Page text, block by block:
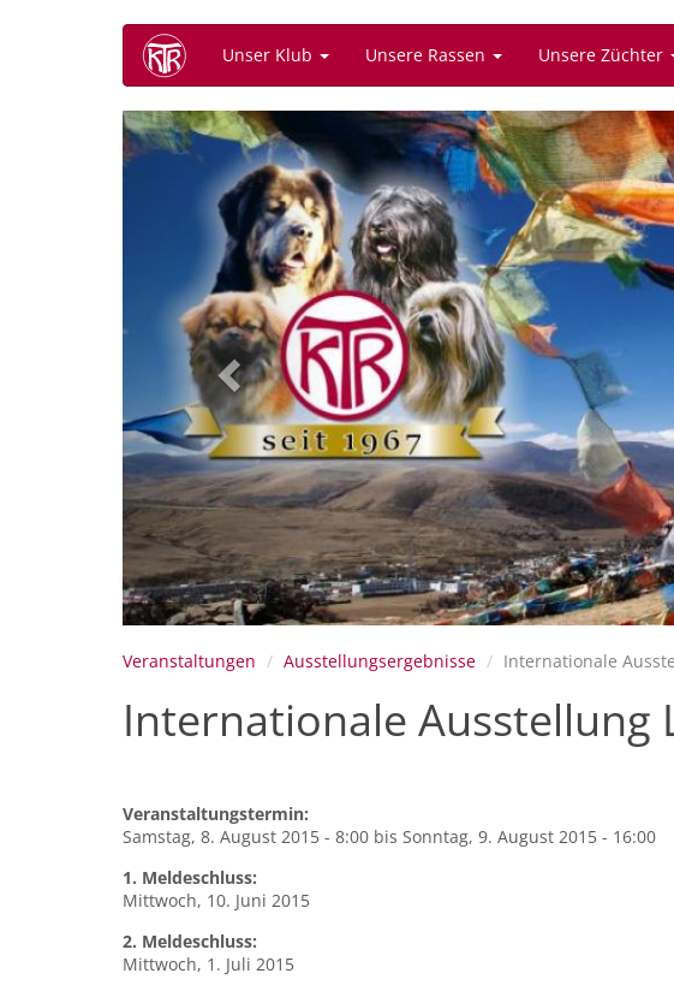
Unser Klub Unsere Rassen Unsere Züchter
Previous
Veranstaltungen Ausstellungsergebnisse Internationale
Internationale Ausstellung
Veranstaltungstermin:
Samstag, 8. August 2015 - 8:00 bis Sonntag, 9. August 2015 - 16:00
1. Meldeschluss:
Mittwoch, 10. Juni 2015
2. Meldeschluss:
Mittwoch, 1. Juli 2015